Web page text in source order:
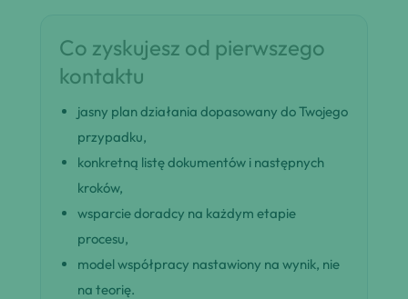
Co zyskujesz od pierwszego
kontaktu
jasny plan działania dopasowany do Twojego
przypadku,
konkretną listę dokumentów i następnych
kroków,
wsparcie doradcy na każdym etapie
procesu,
model współpracy nastawiony na wynik, nie
na teorię.